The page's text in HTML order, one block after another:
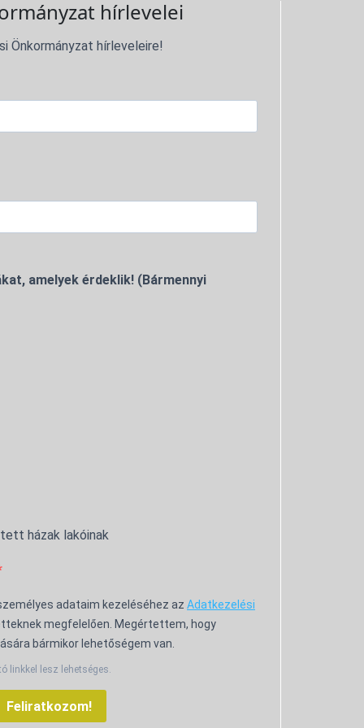
hírlevelei
Önkormányzat hírleveleire!
amelyek érdeklik! (Bármennyi
házak lakóinak
adataim kezeléséhez az Adatkezelési
megfelelően. Megértettem, hogy
bármikor lehetőségem van.
linkkel lesz lehetséges.
Feliratkozom!